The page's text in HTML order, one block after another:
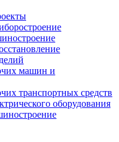
машин и
транспортных средств
оборудования